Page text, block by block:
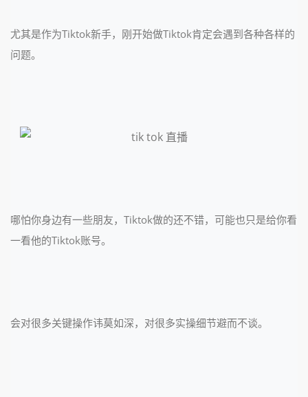
尤其是作为Tiktok新手，刚开始做Tiktok肯定会遇到各种各样的
问题。
哪怕你身边有一些朋友，Tiktok做的还不错，可能也只是给你看
一看他的Tiktok账号。
会对很多关键操作讳莫如深，对很多实操细节避而不谈。